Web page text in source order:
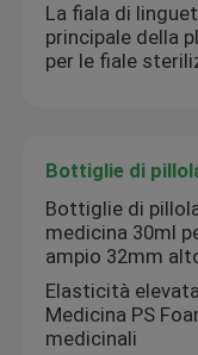
Controllo di
etichette della
contenitori di
La fiala di
principale della
per le fiale
Bottiglie di
Bottiglie di
medicina 30ml
ampio 32mm
Elasticità
Medicina PS
medicinali